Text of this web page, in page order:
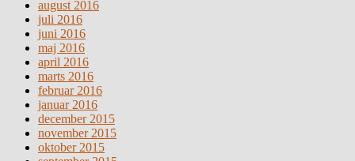
august 2016
juli 2016
juni 2016
maj 2016
april 2016
marts 2016
februar 2016
januar 2016
december 2015
november 2015
oktober 2015